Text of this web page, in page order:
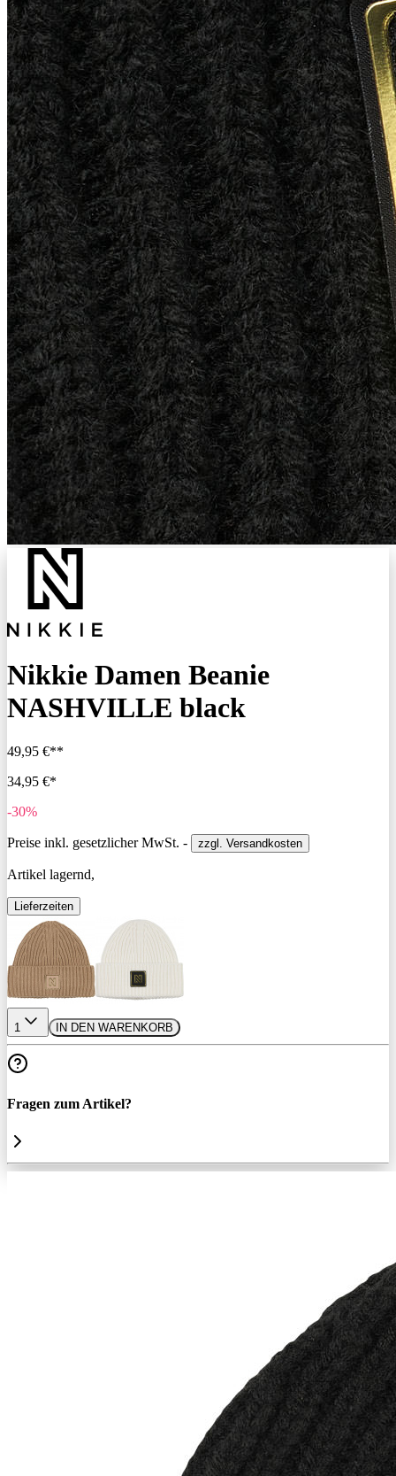
Nikkie Damen Beanie
NASHVILLE black
49,95 €**
34,95 €*
-30%
Preise inkl. gesetzlicher MwSt. - zzgl. Versandkosten
Artikel lagernd,
Lieferzeiten
1 IN DEN WARENKORB
Fragen zum Artikel?